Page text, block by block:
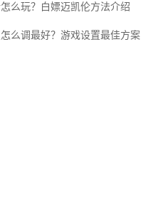
么玩？白嫖迈凯伦方法介绍
么调最好？游戏设置最佳方案